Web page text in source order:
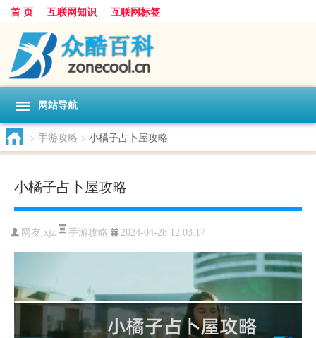
首 页 互联网知识 互联网标签
网站导航
> 手游攻略 > 小橘子占卜屋攻略
小橘子占卜屋攻略
网友:xjz 手游攻略 2024-04-28 12:03:17